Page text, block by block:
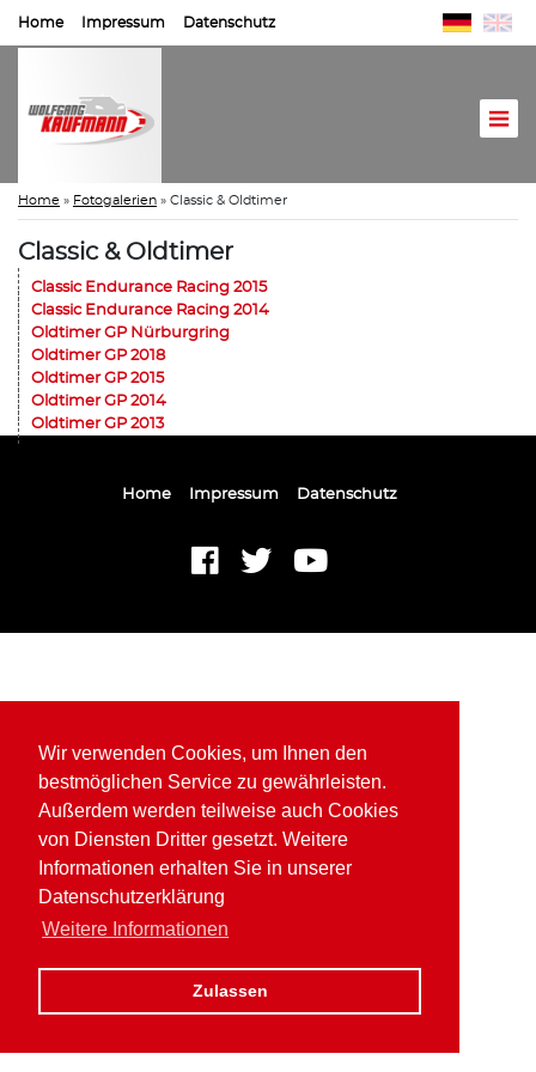
Wir verwenden Cookies, um Ihnen den
bestmöglichen Service zu gewährleisten.
Außerdem werden teilweise auch Cookies
von Diensten Dritter gesetzt. Weitere
Informationen erhalten Sie in unserer
Datenschutzerklärung
Weitere Informationen
Zulassen
Home Impressum Datenschutz
Home » Fotogalerien » Classic & Oldtimer
Classic & Oldtimer
Classic Endurance Racing 2015
Classic Endurance Racing 2014
Oldtimer GP Nürburgring
Oldtimer GP 2018
Oldtimer GP 2015
Oldtimer GP 2014
Oldtimer GP 2013
Home Impressum Datenschutz